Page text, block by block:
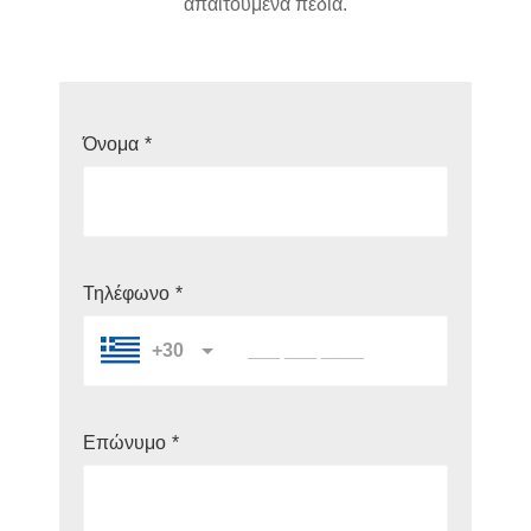
απαιτούμενα πεδία.
Όνομα *
Τηλέφωνο *
+30
Επώνυμο *